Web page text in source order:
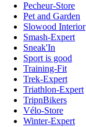
Pecheur-Store
Pet and Garden
Slowood Interior
Smash-Expert
Sneak'In
Sport is good
Training-Fit
Trek-Expert
Triathlon-Expert
TripnBikers
Vélo-Store
Winter-Expert